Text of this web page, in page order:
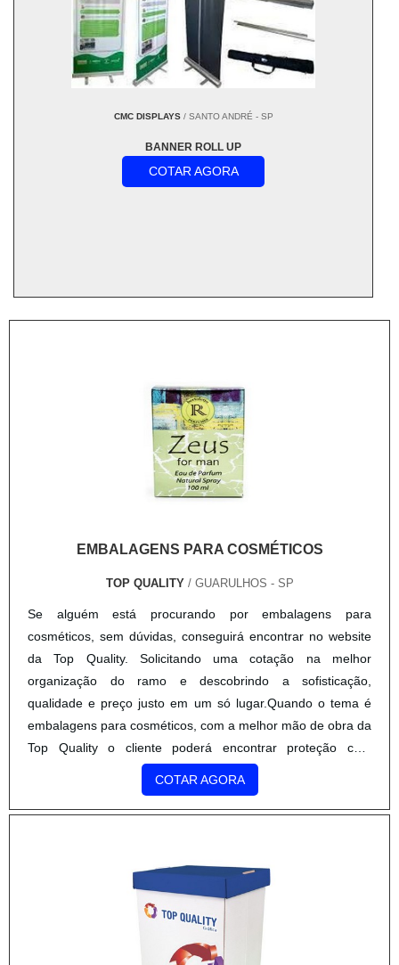
CMC DISPLAYS/ SANTO ANDRÉ - SP
BANNER ROLL UP
COTAR AGORA
EMBALAGENS PARA COSMÉTICOS
TOP QUALITY / GUARULHOS - SP
Se alguém está procurando por embalagens para
cosméticos, sem dúvidas, conseguirá encontrar no website
da Top Quality. Solicitando uma cotação na melhor
organização do ramo e descobrindo a sofisticação,
qualidade e preço justo em um só lugar.Quando o tema é
embalagens para cosméticos, com a melhor mão de obra da
Top Quality o cliente poderá encontrar proteção com
soluções eficazes para serviços gráficos.DETALHES SOBRE
EMBALAGENS PARA CO...
COTAR AGORA